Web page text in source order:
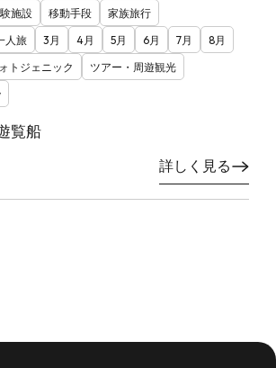
施設 移動手段
家族旅行
人旅 3月 4月 5月 6月 7月
8月
トジェニック
ツアー・周遊観光
覧船
詳しく見る